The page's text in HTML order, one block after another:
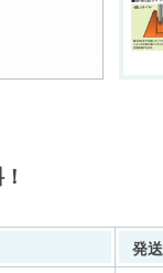
発送